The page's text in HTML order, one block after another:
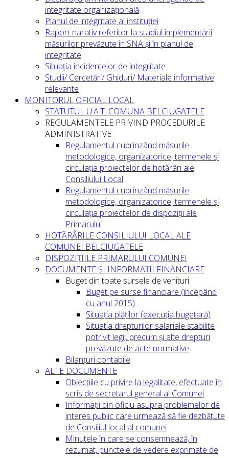
integritate organizațională
Planul de integritate al instituției
Raport narativ referitor la stadiul implementării
măsurilor prevăzute în SNA și în planul de
integritate
Situația incidentelor de integritate
Studii/ Cercetări/ Ghiduri/ Materiale informative
relevante
MONITORUL OFICIAL LOCAL
STATUTUL U.A.T. COMUNA BELCIUGATELE
REGULAMENTELE PRIVIND PROCEDURILE
ADMINISTRATIVE
Regulamentul cuprinzând măsurile
metodologice, organizatorice, termenele și
circulația proiectelor de hotărâri ale
Consiliului Local
Regulamentul cuprinzând măsurile
metodologice, organizatorice, termenele și
circulația proiectelor de dispoziții ale
Primarului
HOTĂRÂRILE CONSILIULUI LOCAL ALE
COMUNEI BELCIUGATELE
DISPOZIȚIILE PRIMARULUI COMUNEI
DOCUMENTE ȘI INFORMAȚII FINANCIARE
Buget din toate sursele de venituri
Buget pe surse financiare (începând
cu anul 2015)
Situația plăților (execuția bugetară)
Situatia drepturilor salariale stabilite
potrivit legii, precum și alte drepturi
prevăzute de acte normative
Bilanțuri contabile
ALTE DOCUMENTE
Obiecțiile cu privire la legalitate, efectuate în
scris de secretarul general al Comunei
Informații din oficiu asupra problemelor de
interes public care urmează să fie dezbătute
de Consiliul local al comunei
Minutele în care se consemnează, în
rezumat, punctele de vedere exprimate de